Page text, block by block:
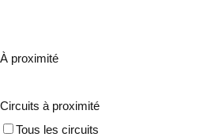
À proximité
Circuits à proximité
Tous les circuits